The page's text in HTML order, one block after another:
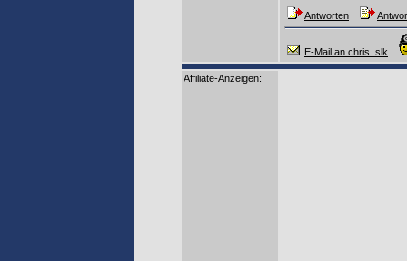
Antworten
E-Mail an chris_slk
Affiliate-Anzeigen: